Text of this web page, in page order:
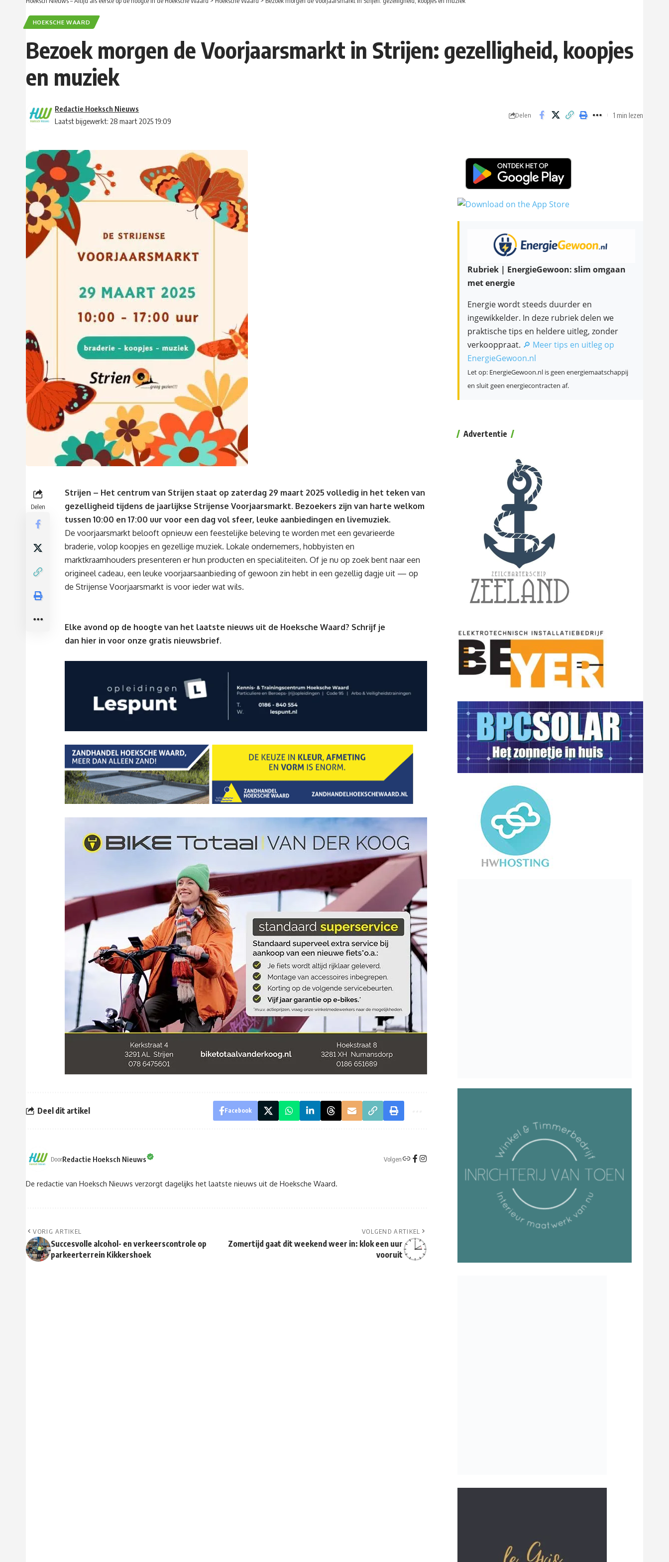
HOEKSCHE WAARD
Bezoek morgen de Voorjaarsmarkt in Strijen: gezelligheid, koopjes
en muziek
Laatst bijgewerkt: 28 maart 2025 19:09
Redactie Hoeksch Nieuws
Delen 1 min lezen
Delen
Strijen – Het centrum van Strijen staat op zaterdag 29 maart 2025 volledig in het teken van
gezelligheid tijdens de jaarlijkse Strijense Voorjaarsmarkt. Bezoekers zijn van harte welkom
tussen 10:00 en 17:00 uur voor een dag vol sfeer, leuke aanbiedingen en livemuziek.
De voorjaarsmarkt belooft opnieuw een feestelijke beleving te worden met een gevarieerde
braderie, volop koopjes en gezellige muziek. Lokale ondernemers, hobbyisten en
marktkraamhouders presenteren er hun producten en specialiteiten. Of je nu op zoek bent naar een
origineel cadeau, een leuke voorjaarsaanbieding of gewoon zin hebt in een gezellig dagje uit — op
de Strijense Voorjaarsmarkt is voor ieder wat wils.
Elke avond op de hoogte van het laatste nieuws uit de Hoeksche Waard? Schrijf je
dan hier in voor onze gratis nieuwsbrief.
Deel dit artikel Facebook
DoorRedactie Hoeksch Nieuws Volgen
De redactie van Hoeksch Nieuws verzorgt dagelijks het laatste nieuws uit de Hoeksche Waard.
VORIG ARTIKEL
Succesvolle alcohol- en verkeerscontrole op
parkeerterrein Kikkershoek
VOLGEND ARTIKEL
Zomertijd gaat dit weekend weer in: klok een uur
vooruit
Rubriek | EnergieGewoon: slim omgaan
met energie
Energie wordt steeds duurder en
ingewikkelder. In deze rubriek delen we
praktische tips en heldere uitleg, zonder
verkooppraat. 🔎 Meer tips en uitleg op
EnergieGewoon.nl
Let op: EnergieGewoon.nl is geen energiemaatschappij
en sluit geen energiecontracten af.
Advertentie